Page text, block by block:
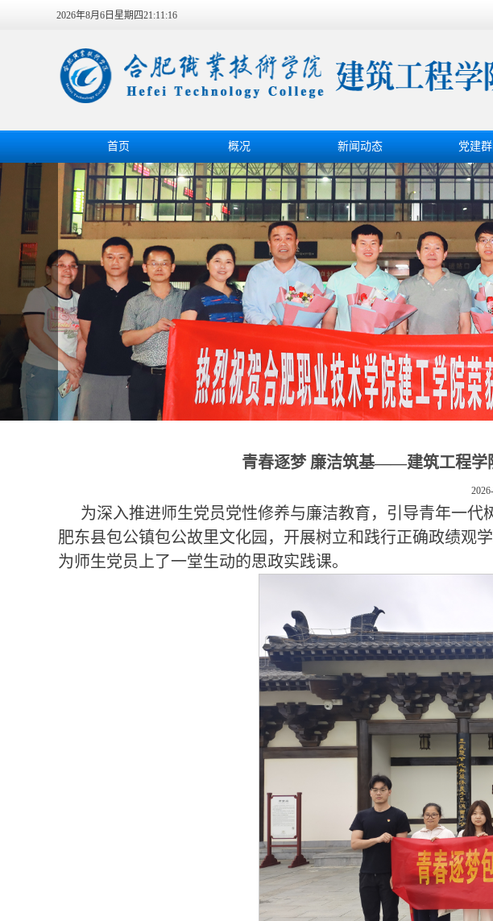
2026年8月6日星期四21:11:17
首页 概况 新闻动态 党建群
青春逐梦 廉洁筑基——建筑工程学
为深入推进师生党员党性修养与廉洁教育，引导青年一
肥东县包公镇包公故里文化园，开展树立和践行正确政绩观
为师生党员上了一堂生动的思政实践课。